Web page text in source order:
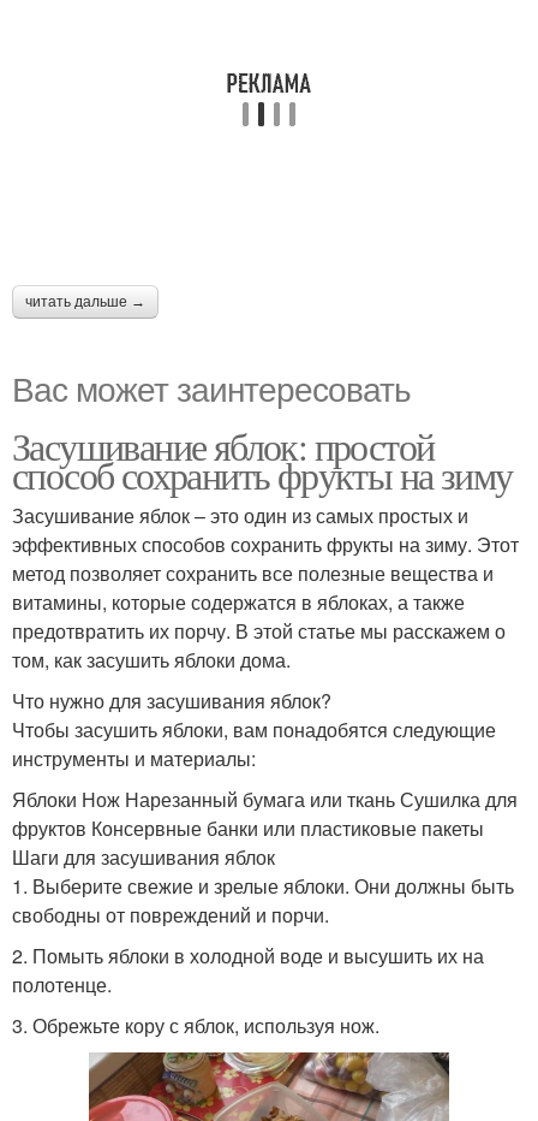
читать дальше →
Вас может заинтересовать
Засушивание яблок: простой
способ сохранить фрукты на зиму
Засушивание яблок – это один из самых простых и
эффективных способов сохранить фрукты на зиму. Этот
метод позволяет сохранить все полезные вещества и
витамины, которые содержатся в яблоках, а также
предотвратить их порчу. В этой статье мы расскажем о
том, как засушить яблоки дома.
Что нужно для засушивания яблок?
Чтобы засушить яблоки, вам понадобятся следующие
инструменты и материалы:
Яблоки Нож Нарезанный бумага или ткань Сушилка для
фруктов Консервные банки или пластиковые пакеты
Шаги для засушивания яблок
1. Выберите свежие и зрелые яблоки. Они должны быть
свободны от повреждений и порчи.
2. Помыть яблоки в холодной воде и высушить их на
полотенце.
3. Обрежьте кору с яблок, используя нож.